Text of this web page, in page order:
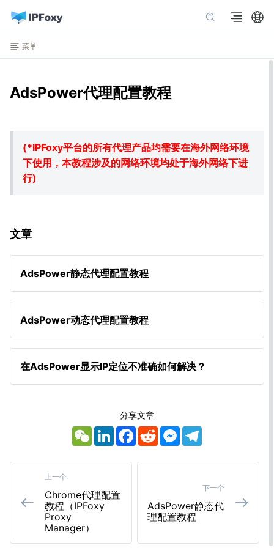
菜单
AdsPower代理配置教程
(*IPFoxy平台的所有代理产品均需要在海外网络环境
下使用，本教程涉及的网络环境均处于海外网络下进
行)
文章
AdsPower静态代理配置教程
AdsPower动态代理配置教程
在AdsPower显示IP定位不准确如何解决？
分享文章
上一个
Chrome代理配置
教程（IPFoxy
Proxy
Manager）
下一个
AdsPower静态代
理配置教程